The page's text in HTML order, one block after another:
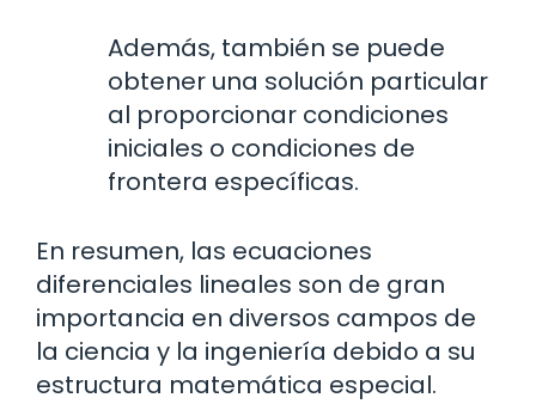
Además, también se puede
obtener una solución particular
al proporcionar condiciones
iniciales o condiciones de
frontera específicas.
En resumen, las ecuaciones
diferenciales lineales son de gran
importancia en diversos campos de
la ciencia y la ingeniería debido a su
estructura matemática especial.